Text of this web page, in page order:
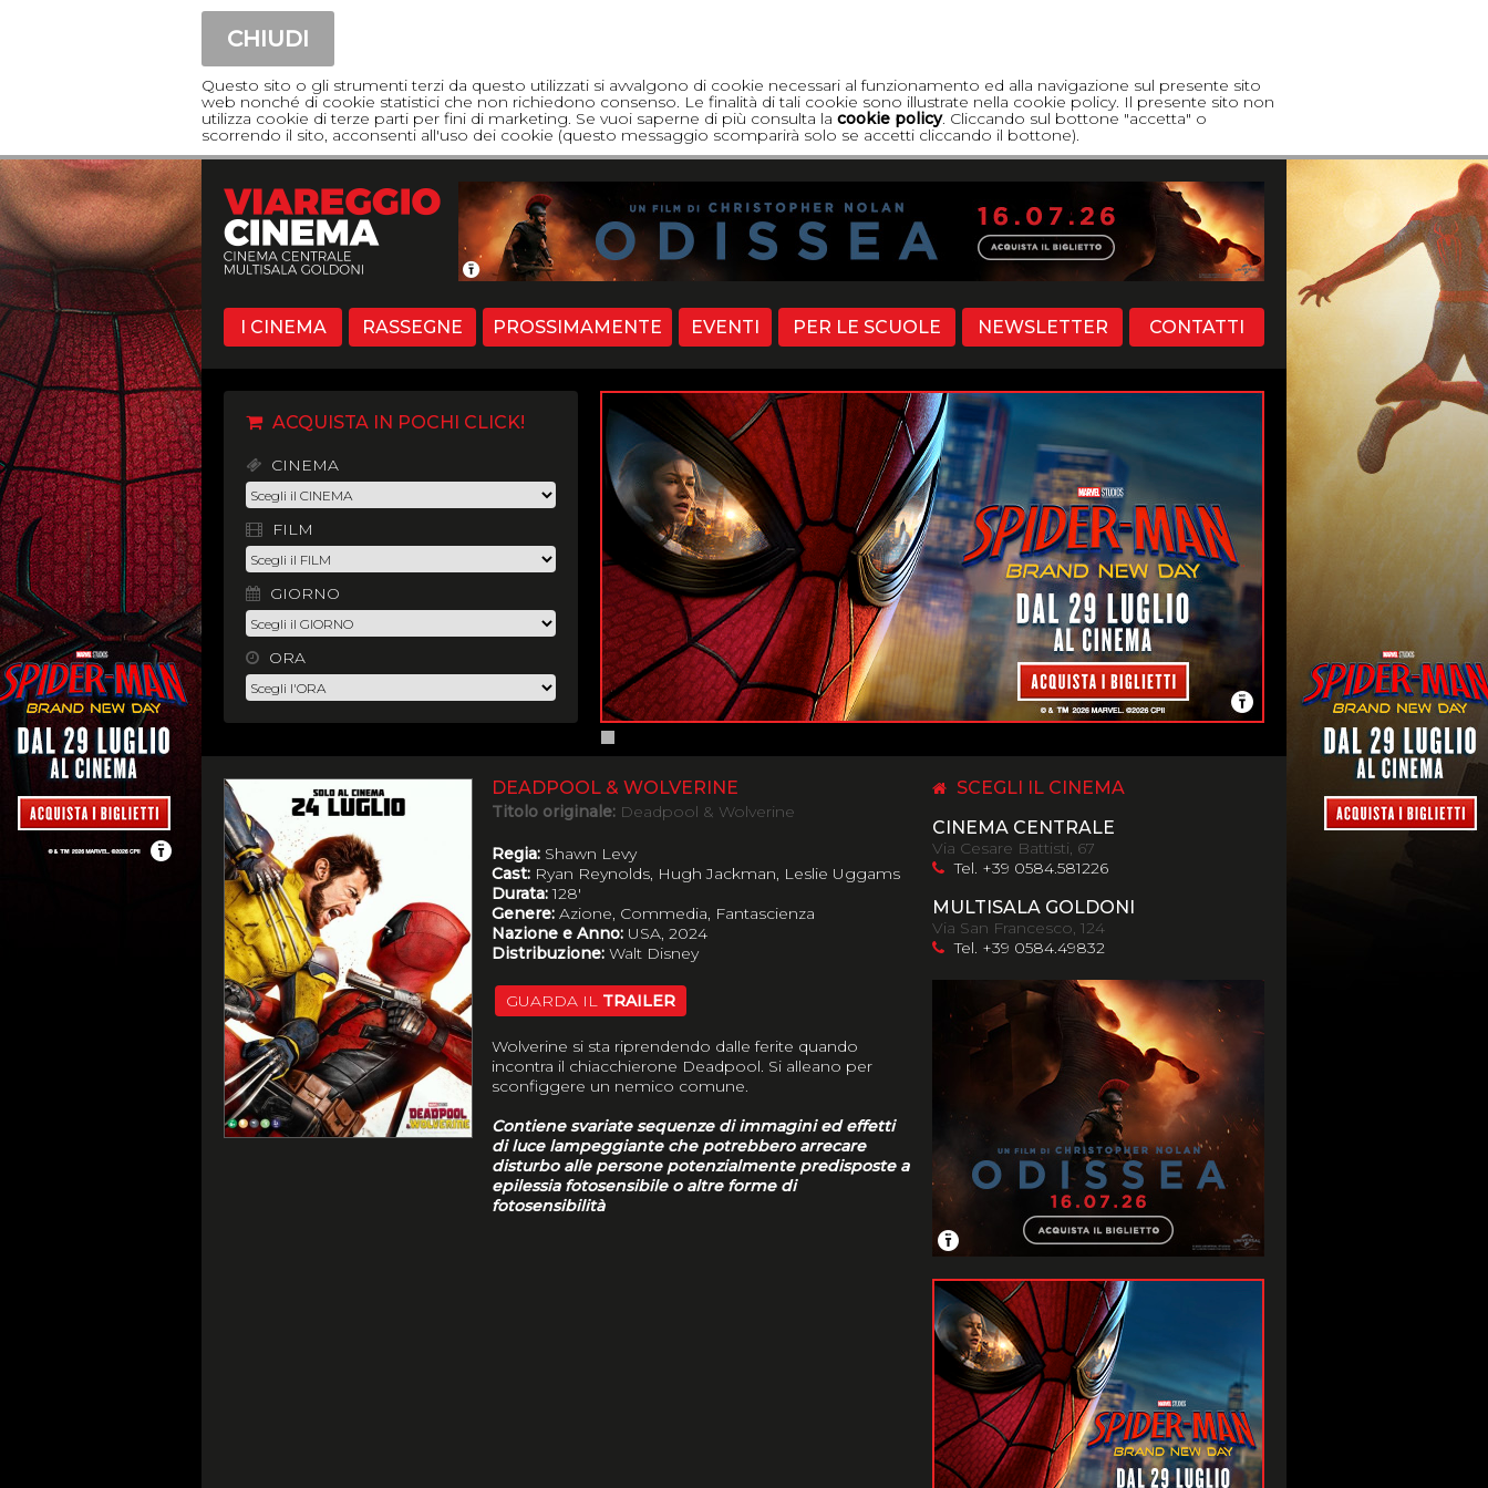
CHIUDI
Questo sito o gli strumenti terzi da questo utilizzati si avvalgono di cookie necessari al funzionamento ed alla navigazione sul presente sito
web nonché di cookie statistici che non richiedono consenso. Le finalità di tali cookie sono illustrate nella cookie policy. Il presente sito non
utilizza cookie di terze parti per fini di marketing. Se vuoi saperne di più consulta la cookie policy. Cliccando sul bottone "accetta" o
scorrendo il sito, acconsenti all'uso dei cookie (questo messaggio scomparirà solo se accetti cliccando il bottone).
I CINEMA RASSEGNE PROSSIMAMENTE EVENTI PER LE SCUOLE NEWSLETTER CONTATTI
ACQUISTA IN POCHI CLICK!
CINEMA
FILM
GIORNO
ORA
DEADPOOL & WOLVERINE
Titolo originale: Deadpool & Wolverine
Regia: Shawn Levy
Cast: Ryan Reynolds, Hugh Jackman, Leslie Uggams
Durata:128'
Genere: Azione, Commedia, Fantascienza
Nazione e Anno: USA, 2024
Distribuzione: Walt Disney
GUARDA IL TRAILER
Wolverine si sta riprendendo dalle ferite quando
incontra il chiacchierone Deadpool. Si alleano per
sconfiggere un nemico comune.
Contiene svariate sequenze di immagini ed effetti
di luce lampeggiante che potrebbero arrecare
disturbo alle persone potenzialmente predisposte a
epilessia fotosensibile o altre forme di
fotosensibilità
SCEGLI IL CINEMA
CINEMA CENTRALE
Via Cesare Battisti, 67
Tel. +39 0584.581226
MULTISALA GOLDONI
Via San Francesco, 124
Tel. +39 0584.49832